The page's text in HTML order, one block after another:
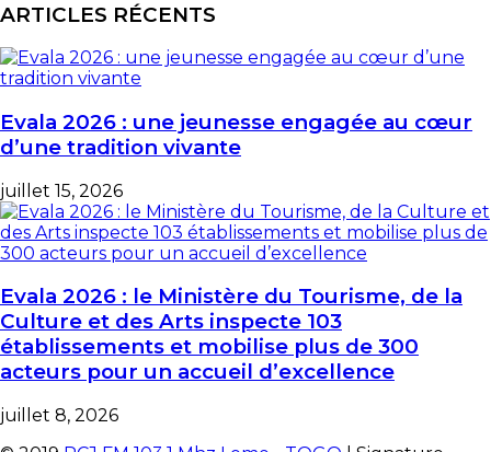
ARTICLES RÉCENTS
Evala 2026 : une jeunesse engagée au cœur
d’une tradition vivante
juillet 15, 2026
Evala 2026 : le Ministère du Tourisme, de la
Culture et des Arts inspecte 103
établissements et mobilise plus de 300
acteurs pour un accueil d’excellence
juillet 8, 2026